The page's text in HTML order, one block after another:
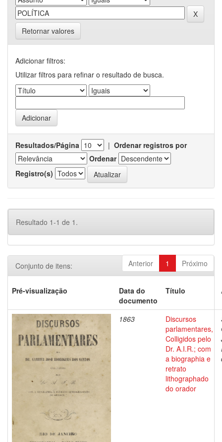
Retornar valores
Adicionar filtros:
Utilizar filtros para refinar o resultado de busca.
Resultados/Página | Ordenar registros por
Ordenar
Registro(s)
Resultado 1-1 de 1.
Anterior 1 Próximo
Conjunto de itens:
Pré-visualização
Data do
documento
Título
1863
Discursos
parlamentares,
Colligidos pelo
Dr. A.I.R.; com
a biographia e
retrato
lithographado
do orador